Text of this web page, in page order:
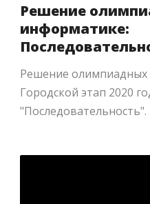
Решение
информатике:
Решение олимпиадных
Городской этап 2020
"Последовательность".